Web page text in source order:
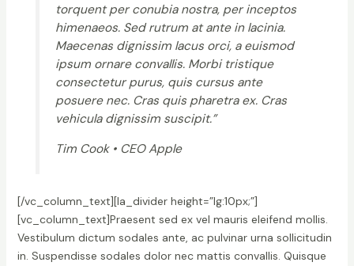
torquent per conubia nostra, per inceptos
himenaeos. Sed rutrum at ante in lacinia.
Maecenas dignissim lacus orci, a euismod
ipsum ornare convallis. Morbi tristique
consectetur purus, quis cursus ante
posuere nec. Cras quis pharetra ex. Cras
vehicula dignissim suscipit.”
Tim Cook • CEO Apple
[/vc_column_text][la_divider height=”lg:10px;”]
[vc_column_text]Praesent sed ex vel mauris eleifend mollis.
Vestibulum dictum sodales ante, ac pulvinar urna sollicitudin
in. Suspendisse sodales dolor nec mattis convallis. Quisque